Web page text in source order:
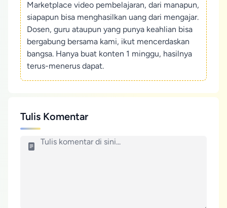
Marketplace video pembelajaran, dari manapun,
siapapun bisa menghasilkan uang dari mengajar.
Dosen, guru ataupun yang punya keahlian bisa
bergabung bersama kami, ikut mencerdaskan
bangsa. Hanya buat konten 1 minggu, hasilnya
terus-menerus dapat.
Tulis Komentar